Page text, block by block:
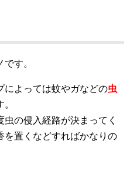
す。
によっては蚊やガなどの虫
の侵入経路が決まってく
を置くなどすればかなりの